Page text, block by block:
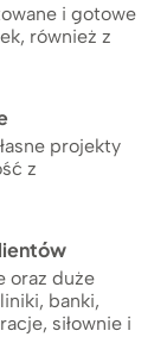
i gotowe
również z
projekty
z
oraz duże
banki,
siłownie i